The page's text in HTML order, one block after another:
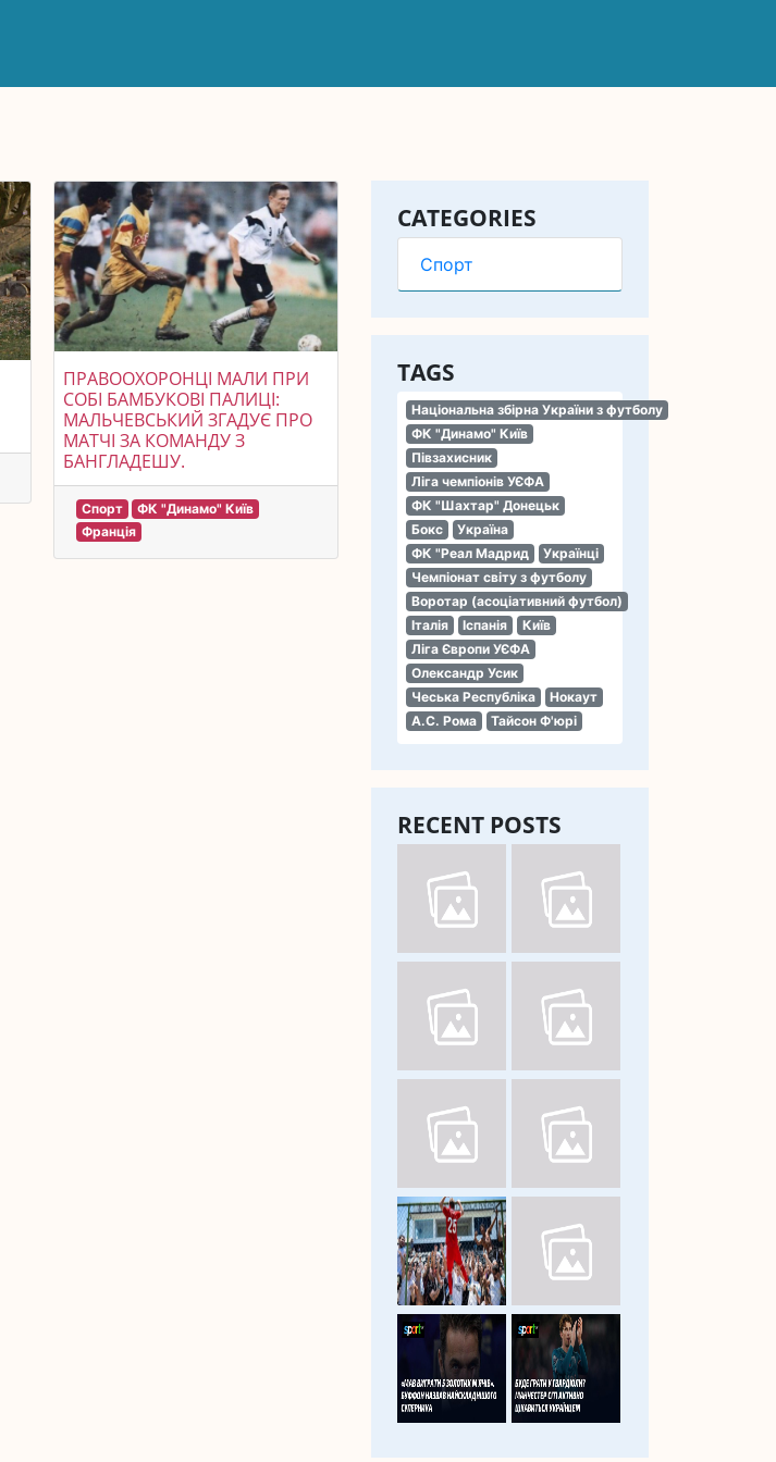
CATEGORIES
Спорт
TAGS
Національна збірна України з футболу
ФК "Динамо" Київ
Півзахисник
Ліга чемпіонів УЄФА
ФК "Шахтар" Донецьк
Бокс
Україна
ФК "Реал Мадрид
Українці
Чемпіонат світу з футболу
Воротар (асоціативний футбол)
Італія
Іспанія
Київ
Ліга Європи УЄФА
Олександр Усик
Чеська Республіка
Нокаут
А.С. Рома
Тайсон Ф'юрі
RECENT POSTS
ПРАВООХОРОНЦІ МАЛИ ПРИ
СОБІ БАМБУКОВІ ПАЛИЦІ:
МАЛЬЧЕВСЬКИЙ ЗГАДУЄ ПРО
МАТЧІ ЗА КОМАНДУ З
БАНГЛАДЕШУ.
Спорт
ФК "Динамо" Київ
Франція